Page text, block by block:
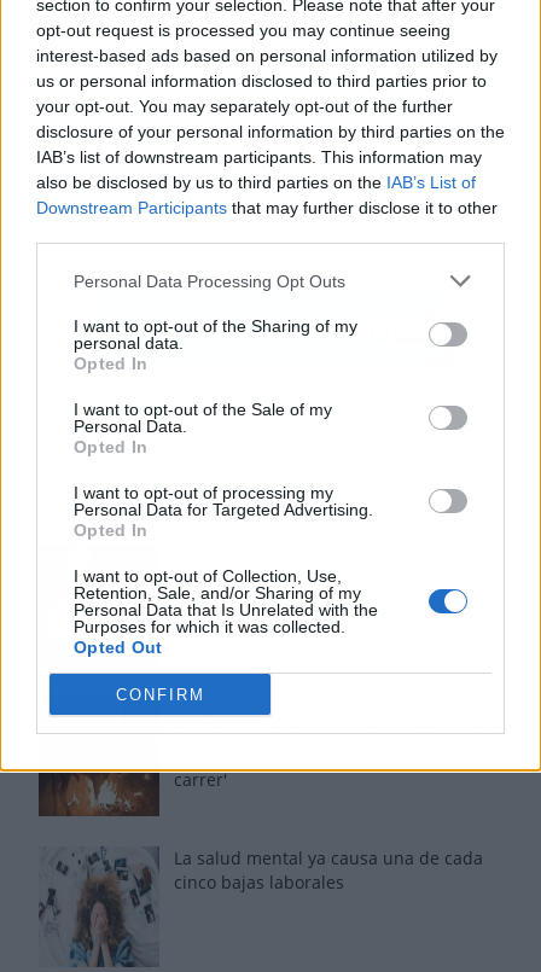
section to confirm your selection. Please note that after your
opt-out request is processed you may continue seeing
interest-based ads based on personal information utilized by
us or personal information disclosed to third parties prior to
your opt-out. You may separately opt-out of the further
disclosure of your personal information by third parties on the
IAB’s list of downstream participants. This information may
also be disclosed by us to third parties on the IAB’s List of
Downstream Participants that may further disclose it to other
Personal Data Processing Opt Outs
I want to opt-out of the Sharing of my
personal data.
Opted In
I want to opt-out of the Sale of my
Personal Data.
Opted In
I want to opt-out of processing my
Personal Data for Targeted Advertising.
Opted In
I want to opt-out of Collection, Use,
Retention, Sale, and/or Sharing of my
Personal Data that Is Unrelated with the
Purposes for which it was collected.
Opted Out
CONFIRM
Los más vistos
voz sigue desafiando implacable el paso
del tiempo
Fuego en los cuernos y millones en
ayudas: la rebelión antitaurina en Alfafar
carrer'
La salud mental ya causa una de cada
cinco bajas laborales